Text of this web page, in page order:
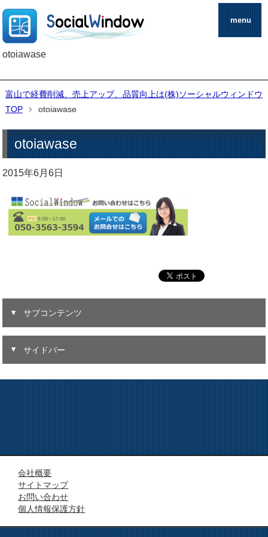
otoiawase
menu
富山で経費削減、売上アップ、品質向上は(株)ソーシャルウィンドウ
TOP
otoiawase
otoiawase
2015年6月6日
サブコンテンツ
サイドバー
会社概要
サイトマップ
お問い合わせ
個人情報保護方針